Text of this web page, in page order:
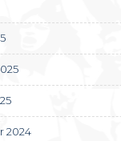
2024